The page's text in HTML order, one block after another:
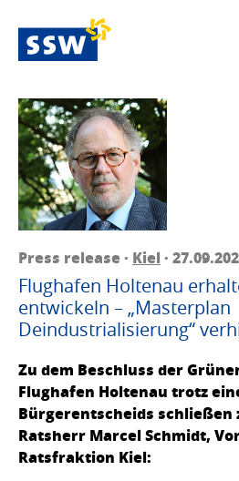
Press release · Kiel ·
Flughafen Holtenau
entwickeln – „Masterplan
Deindustrialisierung“
Zu dem Beschluss der
Flughafen Holtenau trotz
Bürgerentscheids
Ratsherr Marcel Schmidt,
Ratsfraktion Kiel: